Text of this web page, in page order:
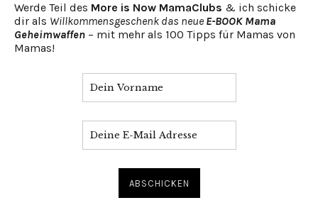
Werde Teil des More is Now MamaClubs & ich schicke
dir als Willkommensgeschenk das neue E-BOOK Mama
Geheimwaffen – mit mehr als 100 Tipps für Mamas von
Mamas!